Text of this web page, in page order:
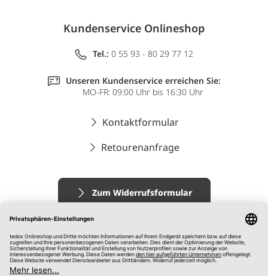
Kundenservice Onlineshop
Tel.: 0 55 93 - 80 29 77 12
Unseren Kundenservice erreichen Sie:
MO-FR: 09:00 Uhr bis 16:30 Uhr
Kontaktformular
Retourenanfrage
Zum Widerrufsformular
Impressum
AGB